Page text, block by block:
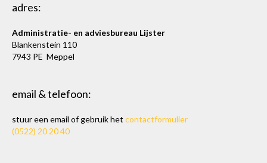
adres:
Administratie- en adviesbureau Lijster
Blankenstein 110
7943 PE Meppel
email & telefoon:
stuur een email of gebruik het contactformulier
(0522) 20 20 40